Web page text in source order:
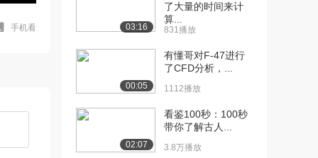
手机看
[7] 1.2命题及其关系、充
分条件与必要...
08:26
[8] 1.2命题及其关系、充
分条件与必要...
[9] 1.2命题及其关系、充
分条件与必要...
8658播放
03:16
了大量的时间来计
算...
831播放
00:05
有懂哥对F-47进行
了CFD分析，...
1112播放
02:07
看鉴100秒：100秒
带你了解古人...
3.8万播放